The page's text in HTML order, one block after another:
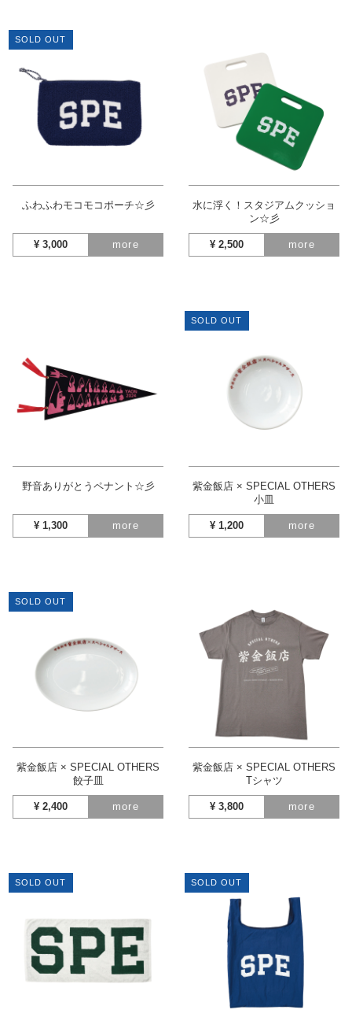
SOLD OUT
ふわふわモコモコポーチ☆彡
¥ 3,000 more
水に浮く！スタジアムクッショ
ン☆彡
¥ 2,500 more
野音ありがとうペナント☆彡
¥ 1,300 more
SOLD OUT
紫金飯店 × SPECIAL OTHERS
小皿
¥ 1,200 more
SOLD OUT
紫金飯店 × SPECIAL OTHERS
餃子皿
¥ 2,400 more
紫金飯店 × SPECIAL OTHERS
Tシャツ
¥ 3,800 more
SOLD OUT SOLD OUT